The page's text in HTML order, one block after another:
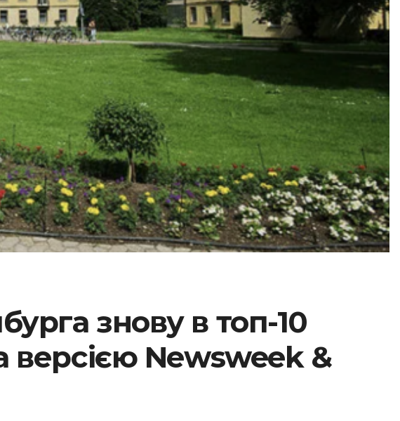
знову в топ-10
версією Newsweek &